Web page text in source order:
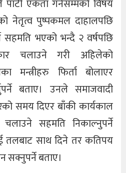
एकता गर्नेसम्मको विषय
नेतृत्व पुष्पकमल दाहालपछि
भएको भन्दै २ वर्षपछि
चलाउने गरी अहिलेको
मन्त्रीहरु फिर्ता बोलाएर
बताए। उनले समाजवादी
समय दिएर बाँकी कार्यकाल
सहमति निकाल्नुपर्ने
तलबाट साथ दिने तर कतिपय
सक्नुपर्ने बताए।